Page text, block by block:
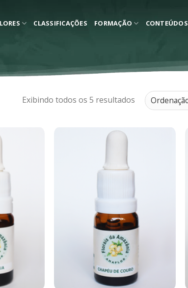
CLASSIFICAÇÕES FORMAÇÃO CONTEÚDOS
Exibindo todos os 5 resultados